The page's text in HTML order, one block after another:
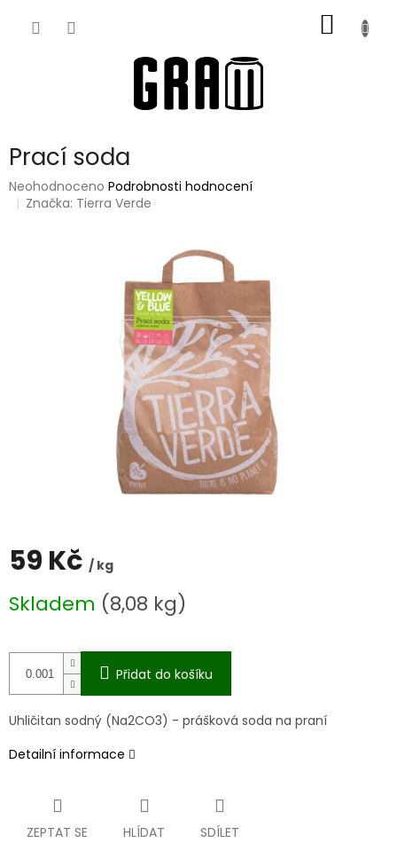
KOŠÍK
Prací soda
Průměrné
hodnocení
Neohodnoceno Podrobnosti hodnocení
Značka: Tierra Verde
59 Kč / kg
cena:
Skladem (8,08 kg)
Přidat do košíku
Uhličitan sodný (Na2CO3) - prášková soda na praní
Detailní informace
ZEPTAT SE HLÍDAT SDÍLET